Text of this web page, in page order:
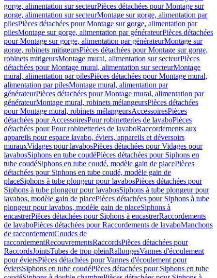
gorge, alimentation sur secteurPièces détachées pour Montage sur
gorge, alimentation sur secteurMontage sur gorge, alimentation par
pilesPièces détachées pour Montage sur gorge, alimentation par
pilesMontage sur gorge, alimentation par générateurPièces détachées
pour Montage sur gorge, alimentation par générateurMontage sur
gorge, robinets mitigeursPièces détachées pour Montage sur gorge,
robinets mitigeursMontage mural, alimentation sur secteurPièces
détachées pour Montage mural, alimentation sur secteurMontage
mural, alimentation par pilesPièces détachées pour Montage mural,
alimentation par pilesMontage mural, alimentation par
générateurPièces détachées pour Montage mural, alimentation par
générateurMontage mural, robinets mélangeursPièces détachées
pour Montage mural, robinets mélangeursAccessoiresPièces
détachées pour AccessoiresPour robinetteries de lavaboPièces
détachées pour Pour robinetteries de lavaboRaccordements aux
appareils pour espace lavabo, éviers, appareils et déversoirs
murauxVidages pour lavabosPièces détachées pour Vidages pour
lavabosSiphons en tube coudéPièces détachées pour Siphons en
tube coudéSiphons en tube coudé, modèle gain de placePièces
détachées pour Siphons en tube coudé, modèle gain de
placeSiphons à tube plongeur pour lavabosPièces détachées pour
Siphons à tube plongeur pour lavabosSiphons à tube plongeur pour
lavabos, modèle gain de placePièces détachées pour Siphons à tube
plongeur pour lavabos, modèle gain de placeSiphons à
encastrerPièces détachées pour Siphons à encastrerRaccordements
de lavaboPièces détachées pour Raccordements de lavaboManchons
de raccordementCoudes de
raccordementRecouvrementsRaccordsPièces détachées pour
RaccordsJointsTubes de trop-pleinRallongesVannes d'écoulement
pour éviersPièces détachées pour Vannes d'écoulement pour
éviersSiphons en tube coudéPièces détachées pour Siphons en tube